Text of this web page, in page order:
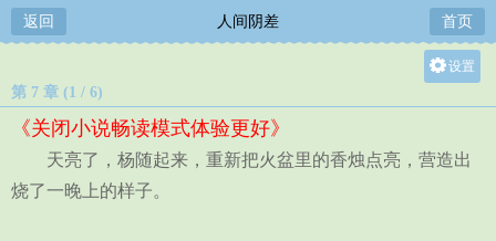
返回 人间阴差 首页
设置
中
第 7 章 (1 / 6)
《关闭小说畅读模式体验更好》
天亮了，杨随起来，重新把火盆里的香烛点亮，营造出
烧了一晚上的样子。